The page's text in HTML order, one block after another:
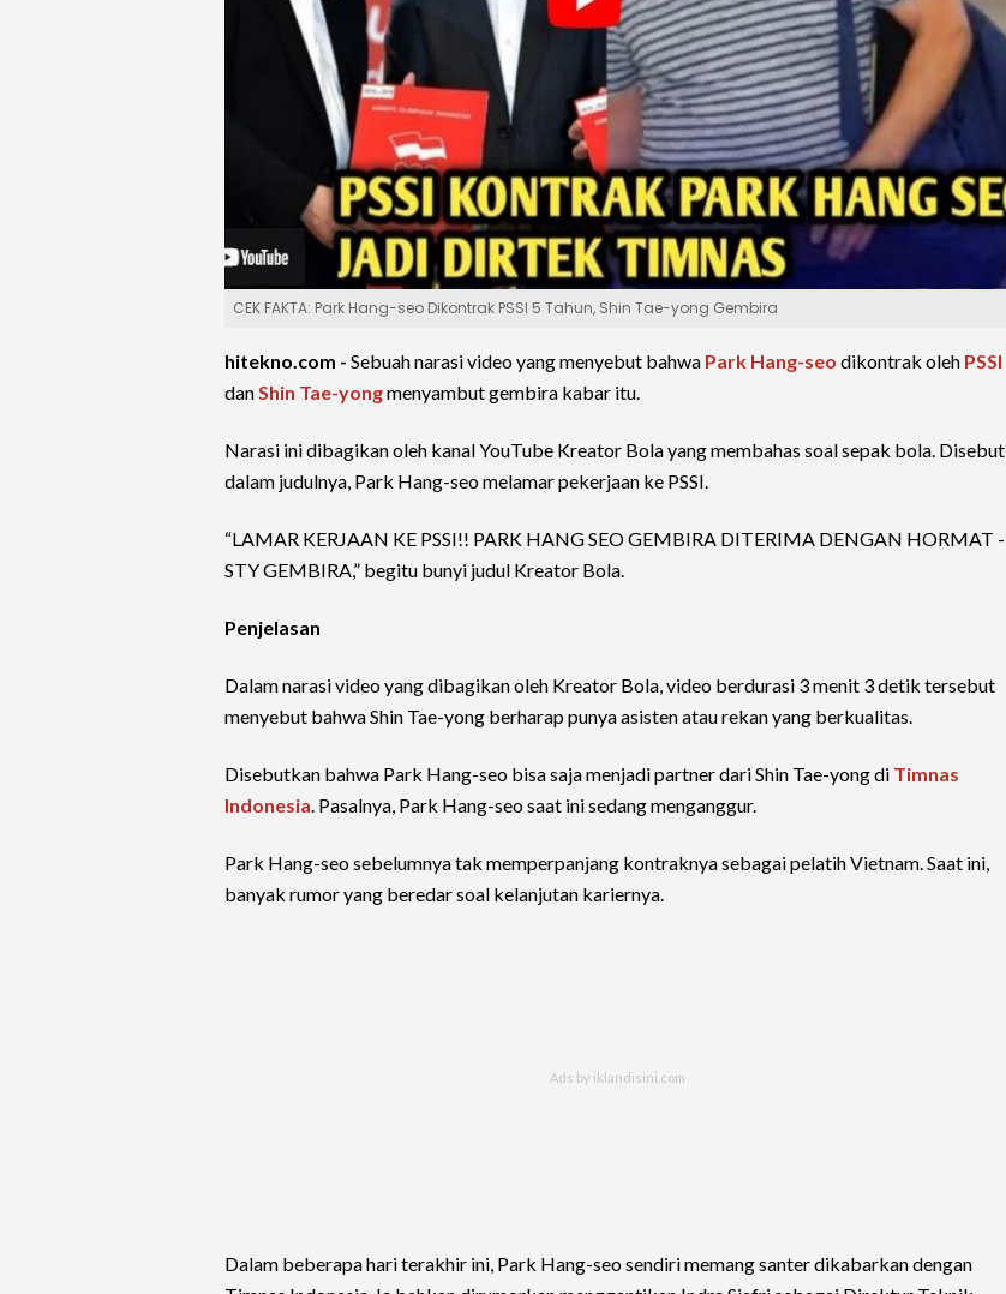
CEK FAKTA: Park Hang-seo Dikontrak PSSI 5 Tahun, Shin Tae-yong Gembira
hitekno.com - Sebuah narasi video yang menyebut bahwa Park Hang-seo dikontrak oleh PSSI
danShin Tae-yongmenyambut gembira kabar itu.
Narasi ini dibagikan oleh kanal YouTube Kreator Bola yang membahas soal sepak bola. Disebut
dalam judulnya, Park Hang-seo melamar pekerjaan ke PSSI.
“LAMAR KERJAAN KE PSSI!! PARK HANG SEO GEMBIRA DITERIMA DENGAN HORMAT -
STY GEMBIRA,” begitu bunyi judul Kreator Bola.
Penjelasan
Dalam narasi video yang dibagikan oleh Kreator Bola, video berdurasi 3 menit 3 detik tersebut
menyebut bahwa Shin Tae-yong berharap punya asisten atau rekan yang berkualitas.
Disebutkan bahwa Park Hang-seo bisa saja menjadi partner dari Shin Tae-yong di Timnas
Indonesia. Pasalnya, Park Hang-seo saat ini sedang menganggur.
Park Hang-seo sebelumnya tak memperpanjang kontraknya sebagai pelatih Vietnam. Saat ini,
banyak rumor yang beredar soal kelanjutan kariernya.
Dalam beberapa hari terakhir ini, Park Hang-seo sendiri memang santer dikabarkan dengan